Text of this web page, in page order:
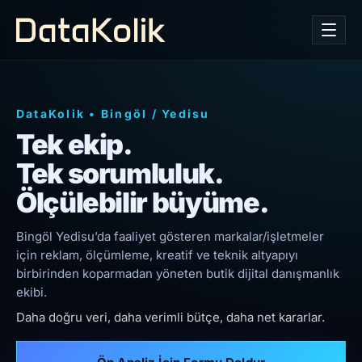
DataKolik • Bingöl /Yedisu
Tek ekip.
Tek sorumluluk.
Ölçülebilir büyüme.
Bingöl Yedisu’da faaliyet gösteren markalar/işletmeler
için reklam, ölçümleme, kreatif ve teknik altyapıyı
birbirinden koparmadan yöneten butik dijital danışmanlık
ekibi.
Daha doğru veri, daha verimli bütçe, daha net kararlar.